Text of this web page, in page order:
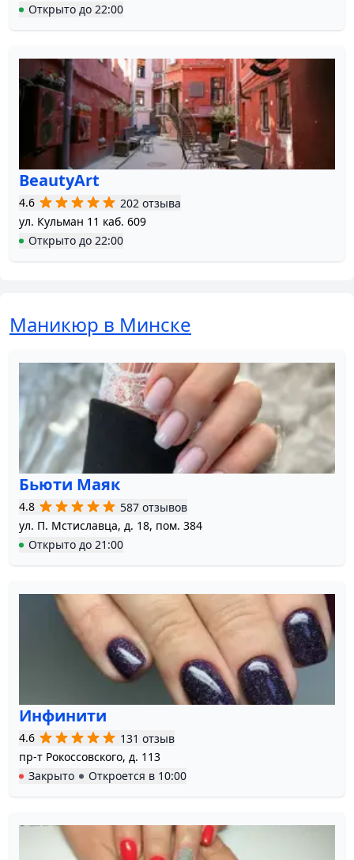
Открыто до 22:00
BeautyArt
4.6
202 отзыва
ул. Кульман 11 каб. 609
Открыто до 22:00
Маникюр в Минске
Бьюти Маяк
4.8
587 отзывов
ул. П. Мстиславца, д. 18, пом. 384
Открыто до 21:00
Инфинити
4.6
131 отзыв
пр-т Рокоссовского, д. 113
Закрыто
Откроется в 10:00